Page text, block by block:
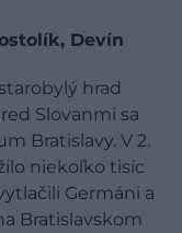
Devín
hrad
Slovanmi sa
Bratislavy. V 2.
niekoľko tisíc
Germáni a
Bratislavskom